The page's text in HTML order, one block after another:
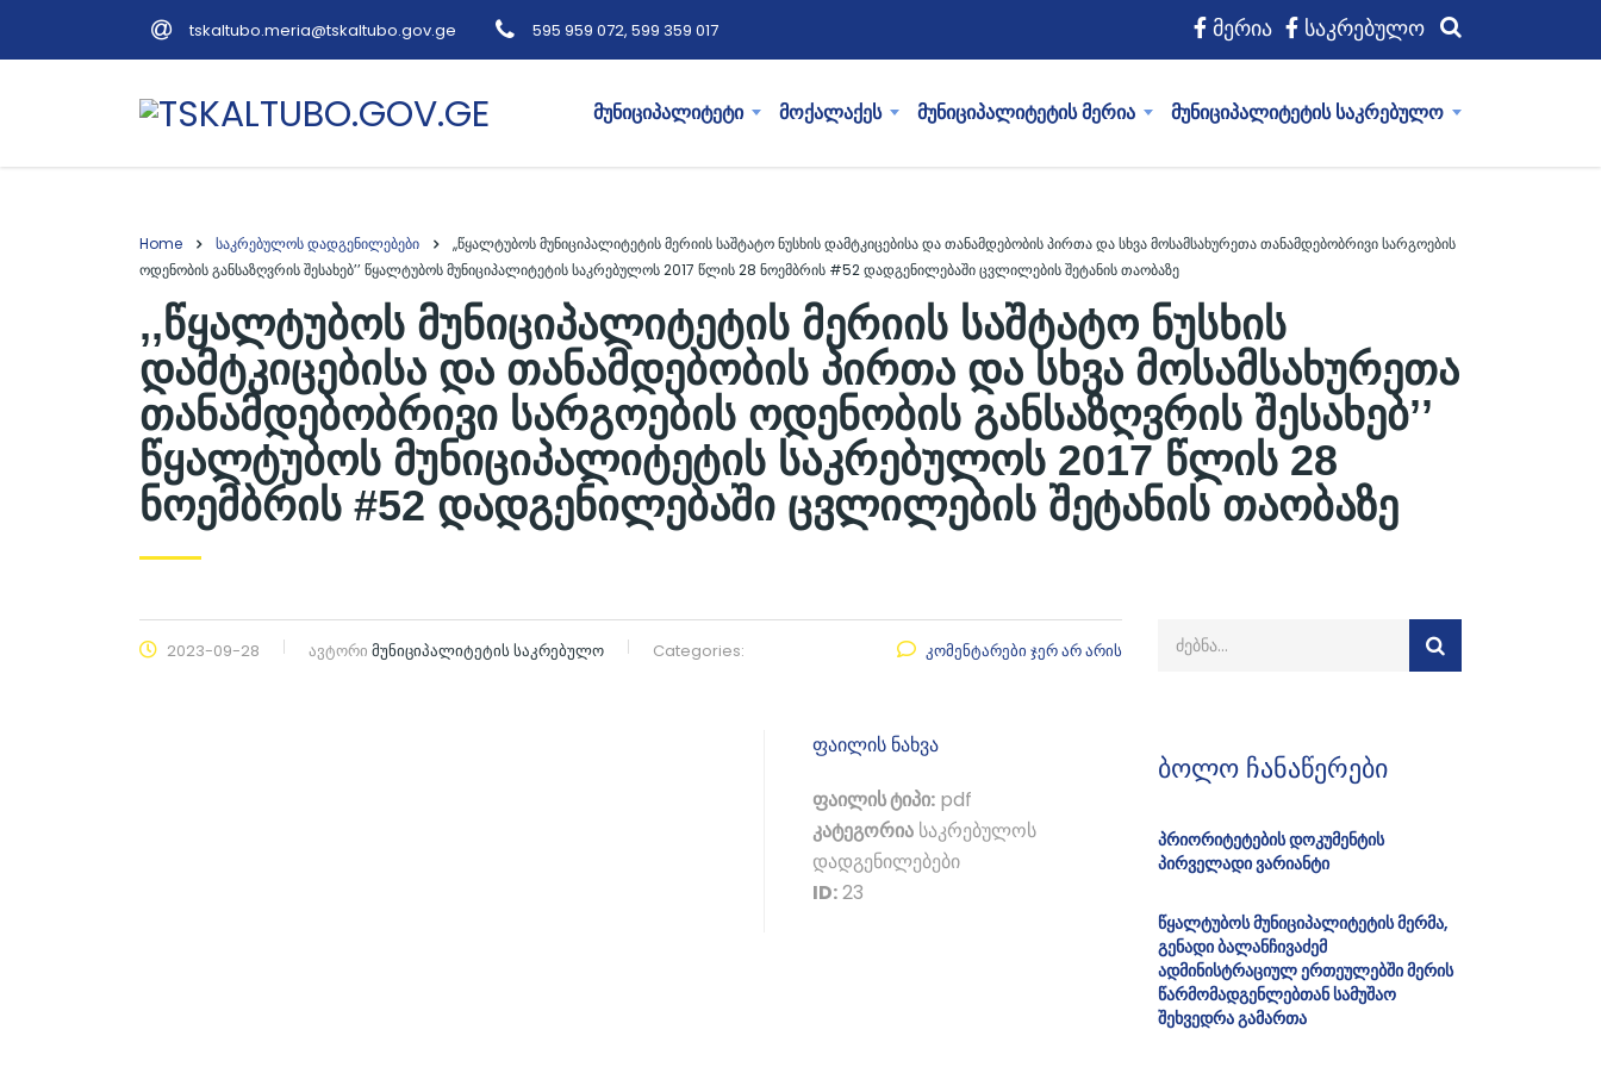
tskaltubo.meria@tskaltubo.gov.ge 595 959 072, 599 359 017 მერია საკრებულო
მუნიციპალიტეტი მოქალაქეს მუნიციპალიტეტის მერია მუნიციპალიტეტის საკრებულო
Home საკრებულოს დადგენილებები
,,წყალტუბოს მუნიციპალიტეტის მერიის საშტატო ნუსხის დამტკიცებისა და თანამდებობის პირთა და სხვა მოსამსახურეთა თანამდებობრივი სარგოების
ოდენობის განსაზღვრის შესახებ’’ წყალტუბოს მუნიციპალიტეტის საკრებულოს 2017 წლის 28 ნოემბრის #52 დადგენილებაში ცვლილების შეტანის თაობაზე
,,წყალტუბოს მუნიციპალიტეტის მერიის საშტატო ნუსხის
დამტკიცებისა და თანამდებობის პირთა და სხვა მოსამსახურეთა
თანამდებობრივი სარგოების ოდენობის განსაზღვრის შესახებ’’
წყალტუბოს მუნიციპალიტეტის საკრებულოს 2017 წლის 28
ნოემბრის #52 დადგენილებაში ცვლილების შეტანის თაობაზე
2023-09-28 ავტორი მუნიციპალიტეტის საკრებულო Categories: კომენტარები ჯერ არ არის
ფაილის ნახვა
ფაილის ტიპი:pdf
კატეგორიასაკრებულოს
დადგენილებები
ID:23
ბოლო ჩანაწერები
პრიორიტეტების დოკუმენტის
პირველადი ვარიანტი
წყალტუბოს მუნიციპალიტეტის მერმა,
გენადი ბალანჩივაძემ
ადმინისტრაციულ ერთეულებში მერის
წარმომადგენლებთან სამუშაო
შეხვედრა გამართა